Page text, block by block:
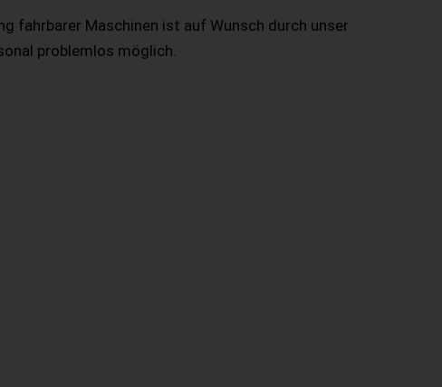
fahrbarer Maschinen ist auf Wunsch durch unser
problemlos möglich.